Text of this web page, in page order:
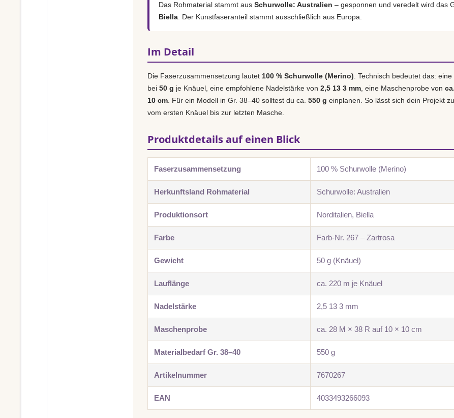
Das Rohmaterial stammt aus Schurwolle: Australien – gesponnen und veredelt wird das
Biella . Der Kunstfaseranteil stammt ausschließlich aus Europa.
Im Detail
Die Faserzusammensetzung lautet 100 % Schurwolle (Merino) . Technisch bedeutet das:
bei 50 g je Knäuel, eine empfohlene Nadelstärke von 2,5 13 3 mm , eine Maschenprobe von
10 cm . Für ein Modell in Gr. 38–40 solltest du ca. 550 g einplanen. So lässt sich dein Projekt
vom ersten Knäuel bis zur letzten Masche.
Produktdetails auf einen Blick
Faserzusammensetzung 100 % Schurwolle (Merino)
Herkunftsland Rohmaterial Schurwolle: Australien
Produktionsort Norditalien, Biella
Farbe Farb-Nr. 267 – Zartrosa
Gewicht 50 g (Knäuel)
Lauflänge ca. 220 m je Knäuel
Nadelstärke 2,5 13 3 mm
Maschenprobe ca. 28 M × 38 R auf 10 × 10 cm
Materialbedarf Gr. 38–40 550 g
Artikelnummer 7670267
EAN 4033493266093